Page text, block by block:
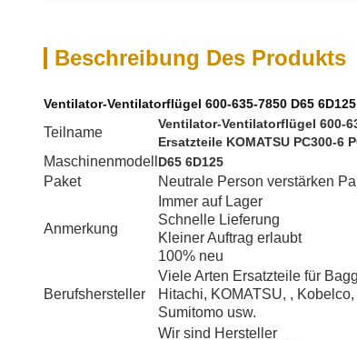
Beschreibung Des Produkts
Ventilator-Ventilatorflügel 600-635-7850 D65
Teilname
Ventilator-Ventilatorflügel 600-
Ersatzteile KOMATSU PC300-6
Maschinenmodell D65 6D125
Paket Neutrale Person verstärken
Anmerkung
Immer auf Lager
Schnelle Lieferung
Kleiner Auftrag erlaubt
100% neu
Berufshersteller
Viele Arten Ersatzteile für
Hitachi, KOMATSU, ,
Sumitomo usw.
Wir sind Hersteller